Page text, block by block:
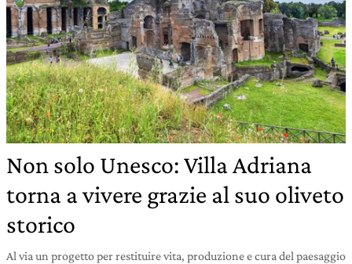
Non solo Unesco: Villa Adriana
torna a vivere grazie al suo oliveto
storico
Al via un progetto per restituire vita, produzione e cura del paesaggio